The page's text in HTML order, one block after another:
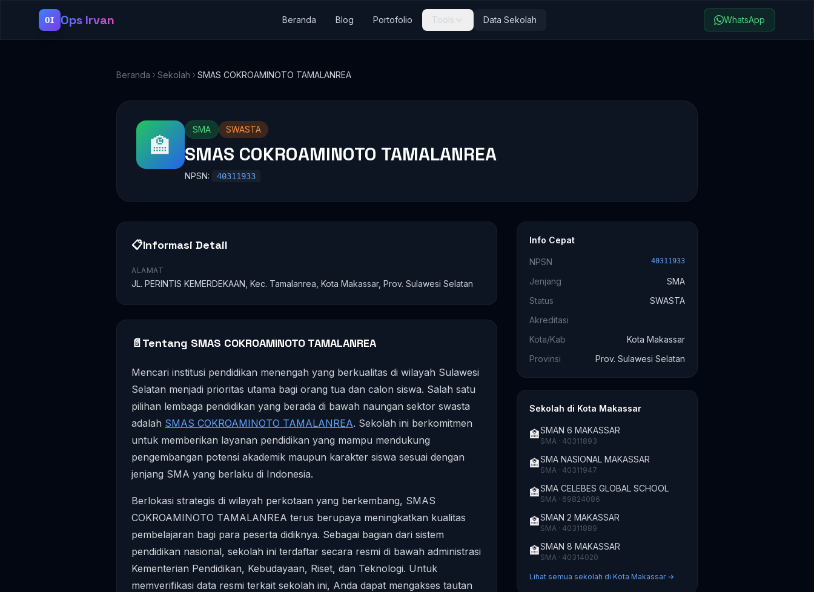
OI Ops Irvan Beranda Blog Portofolio Tools Data Sekolah WhatsApp
Beranda Sekolah SMAS COKROAMINOTO TAMALANREA
🏫
SMA SWASTA
SMAS COKROAMINOTO TAMALANREA
NPSN: 40311933
📋Informasi Detail
ALAMAT
JL. PERINTIS KEMERDEKAAN, Kec. Tamalanrea, Kota Makassar, Prov. Sulawesi Selatan
📄Tentang SMAS COKROAMINOTO TAMALANREA
Mencari institusi pendidikan menengah yang berkualitas di wilayah Sulawesi
Selatan menjadi prioritas utama bagi orang tua dan calon siswa. Salah satu
pilihan lembaga pendidikan yang berada di bawah naungan sektor swasta
adalah SMAS COKROAMINOTO TAMALANREA. Sekolah ini berkomitmen
untuk memberikan layanan pendidikan yang mampu mendukung
pengembangan potensi akademik maupun karakter siswa sesuai dengan
jenjang SMA yang berlaku di Indonesia.
Berlokasi strategis di wilayah perkotaan yang berkembang, SMAS
COKROAMINOTO TAMALANREA terus berupaya meningkatkan kualitas
pembelajaran bagi para peserta didiknya. Sebagai bagian dari sistem
pendidikan nasional, sekolah ini terdaftar secara resmi di bawah administrasi
Kementerian Pendidikan, Kebudayaan, Riset, dan Teknologi. Untuk
memverifikasi data resmi terkait sekolah ini, Anda dapat mengakses tautan
Info Cepat
NPSN 40311933
Jenjang
SMA
Status
SWASTA
Akreditasi
Kota/Kab
Kota Makassar
Provinsi
Prov. Sulawesi Selatan
Sekolah di Kota Makassar
🏫SMAN 6 MAKASSAR
SMA · 40311893
🏫SMA NASIONAL MAKASSAR
SMA · 40311947
🏫SMA CELEBES GLOBAL SCHOOL
SMA · 69824086
🏫SMAN 2 MAKASSAR
SMA · 40311889
🏫SMAN 8 MAKASSAR
SMA · 40314020
Lihat semua sekolah di Kota Makassar →